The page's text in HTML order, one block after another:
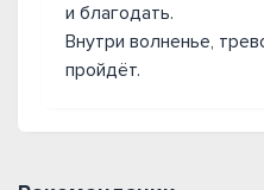
и благодать.
Внутри волненье,
пройдёт.